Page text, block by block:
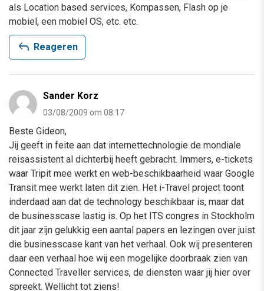
als Location based services, Kompassen, Flash op je
mobiel, een mobiel OS, etc. etc.
reply Reageren
Sander Korz
03/08/2009 om 08:17
Beste Gideon,
Jij geeft in feite aan dat internettechnologie de mondiale
reisassistent al dichterbij heeft gebracht. Immers, e-tickets
waar Tripit mee werkt en web-beschikbaarheid waar Google
Transit mee werkt laten dit zien. Het i-Travel project toont
inderdaad aan dat de technology beschikbaar is, maar dat
de businesscase lastig is. Op het ITS congres in Stockholm
dit jaar zijn gelukkig een aantal papers en lezingen over juist
die businesscase kant van het verhaal. Ook wij presenteren
daar een verhaal hoe wij een mogelijke doorbraak zien van
Connected Traveller services, de diensten waar jij hier over
spreekt. Wellicht tot ziens!